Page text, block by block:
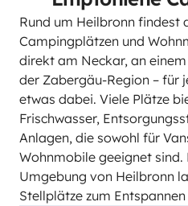
Rund um Heilbronn findest
Campingplätzen und
direkt am Neckar, an
der Zabergäu-Region – für
etwas dabei. Viele Plätze
Frischwasser,
Anlagen, die sowohl für
Wohnmobile geeignet sind.
Umgebung von Heilbronn
Stellplätze zum Entspannen